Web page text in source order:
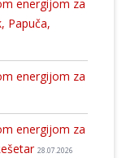
energijom za
Papuča,
energijom za
energijom za
28.07.2026